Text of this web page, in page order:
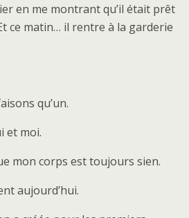
en me montrant qu’il était prêt
ce matin… il rentre à la garderie
qu’un.
et moi.
mon corps est toujours sien.
aujourd’hui.